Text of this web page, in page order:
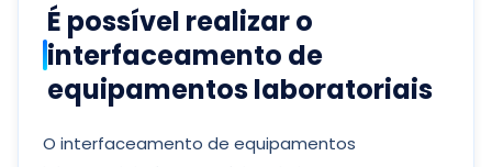
É possível realizar o
interfaceamento de
equipamentos laboratoriais
O interfaceamento de equipamentos